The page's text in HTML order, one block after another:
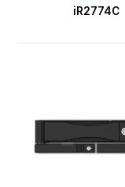
iR2774C